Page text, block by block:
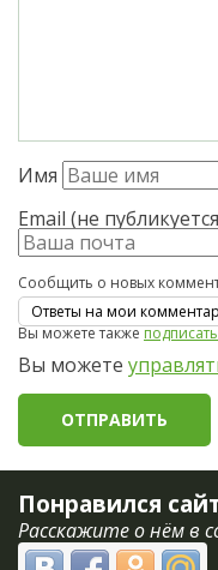
Имя
Email (не
Сообщить о новых
Вы можете также
Вы можете
Понравился
Расскажите о нём в